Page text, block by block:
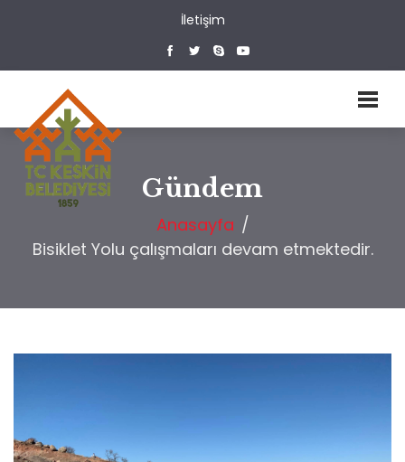
İletişim
Gündem
Anasayfa /
Bisiklet Yolu çalışmaları devam etmektedir.